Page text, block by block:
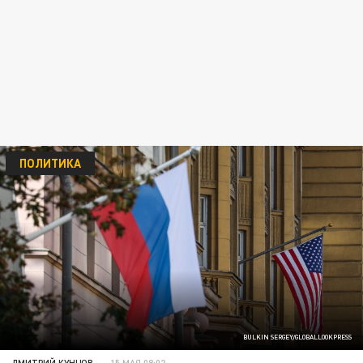
BULKIN SERGEY/GLOBALLOOKPRESS
ПОЛИТИКА